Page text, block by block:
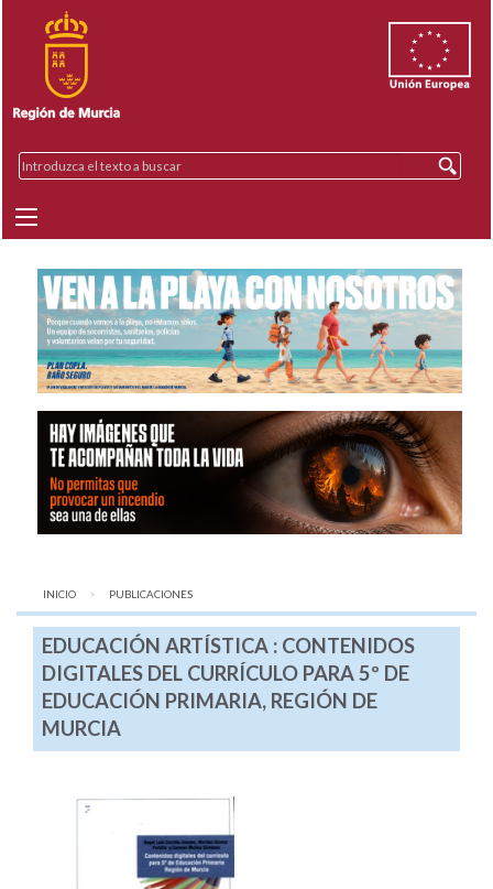
INICIO AQUÍ:
PUBLICACIONES
EDUCACIÓN ARTÍSTICA : CONTENIDOS
DIGITALES DEL CURRÍCULO PARA 5º DE
EDUCACIÓN PRIMARIA, REGIÓN DE
MURCIA